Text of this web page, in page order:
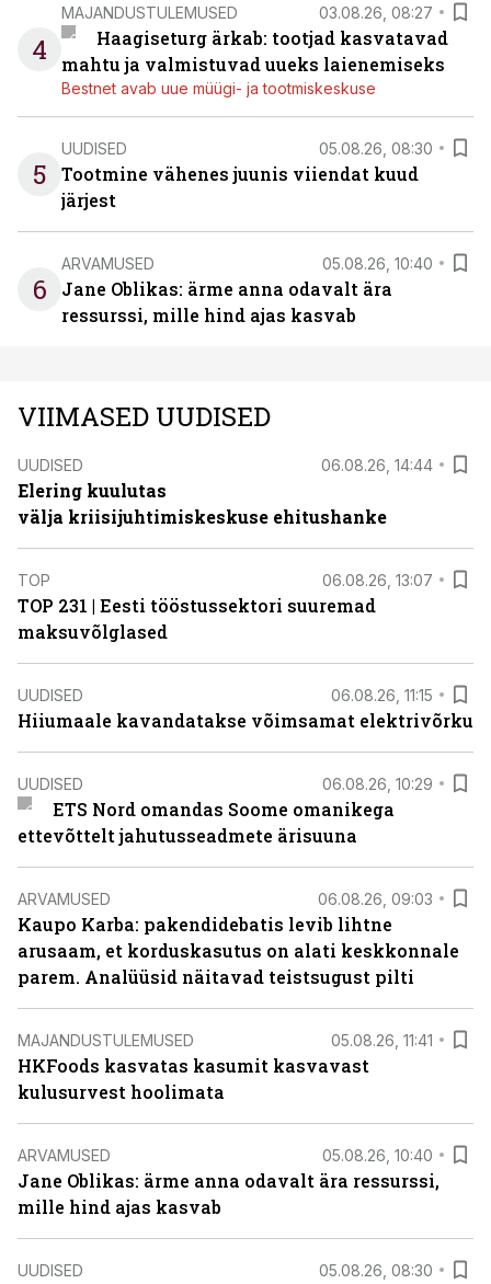
4
MAJANDUSTULEMUSED 03.08.26, 08:27
Haagiseturg ärkab: tootjad kasvatavad
mahtu ja valmistuvad uueks laienemiseks
Bestnet avab uue müügi- ja tootmiskeskuse
5
UUDISED 05.08.26, 08:30
Tootmine vähenes juunis viiendat kuud
järjest
6
ARVAMUSED 05.08.26, 10:40
Jane Oblikas: ärme anna odavalt ära
ressurssi, mille hind ajas kasvab
VIIMASED UUDISED
UUDISED 06.08.26, 14:44
Elering kuulutas
välja kriisijuhtimiskeskuse ehitushanke
TOP 06.08.26, 13:07
TOP 231 | Eesti tööstussektori suuremad
maksuvõlglased
UUDISED 06.08.26, 11:15
Hiiumaale kavandatakse võimsamat elektrivõrku
UUDISED 06.08.26, 10:29
ETS Nord omandas Soome omanikega
ettevõttelt jahutusseadmete ärisuuna
ARVAMUSED 06.08.26, 09:03
Kaupo Karba: pakendidebatis levib lihtne
arusaam, et korduskasutus on alati keskkonnale
parem. Analüüsid näitavad teistsugust pilti
MAJANDUSTULEMUSED 05.08.26, 11:41
HKFoods kasvatas kasumit kasvavast
kulusurvest hoolimata
ARVAMUSED 05.08.26, 10:40
Jane Oblikas: ärme anna odavalt ära ressurssi,
mille hind ajas kasvab
UUDISED 05.08.26, 08:30